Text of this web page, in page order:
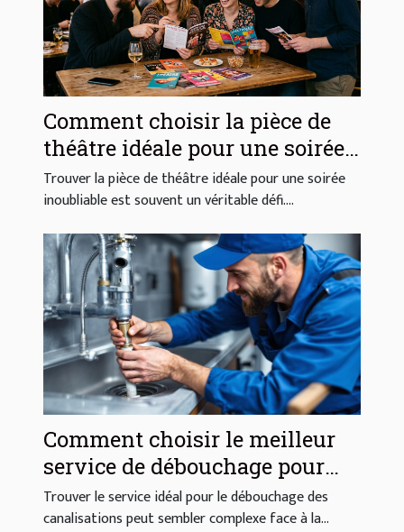
Comment choisir la pièce de
théâtre idéale pour une soirée
réussie ?
Trouver la pièce de théâtre idéale pour une soirée
inoubliable est souvent un véritable défi....
Comment choisir le meilleur
service de débouchage pour
vos canalisations ?
Trouver le service idéal pour le débouchage des
canalisations peut sembler complexe face à la...